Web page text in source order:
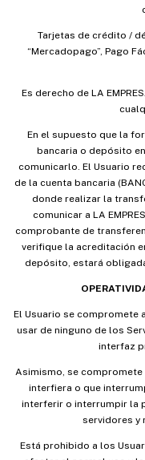
Tarjetas de crédito /
“Mercadopago”, Pago
Es derecho de LA
En el supuesto que la
bancaria o depósito
comunicarlo. El Usuario
de la cuenta bancaria
donde realizar la
comunicar a LA
comprobante de
verifique la acreditación
depósito, estará
El Usuario se compromete
usar de ninguno de los
interfaz
Asimismo, se compromete
interfiera o que
interferir o interrumpir la
servidores y
Está prohibido a los